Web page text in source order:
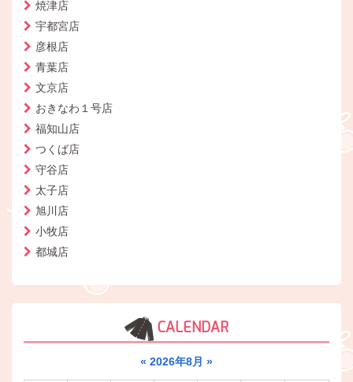
焼津店
宇都宮店
彦根店
青葉店
文京店
おきなわ１号店
福知山店
つくば店
守谷店
太子店
旭川店
小牧店
都城店
CALENDAR
« 2026年8月 »